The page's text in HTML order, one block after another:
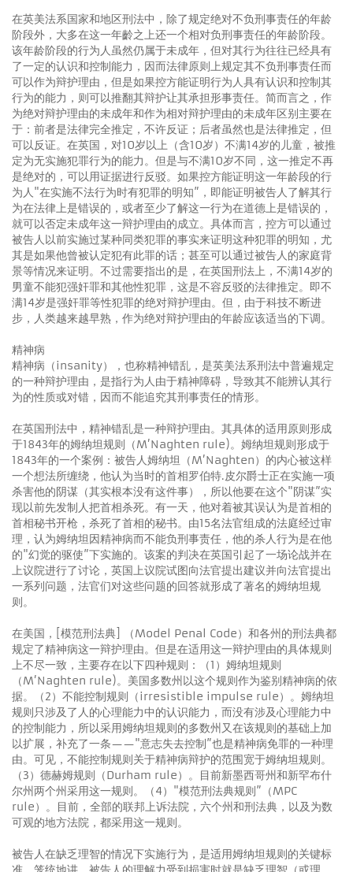
在英美法系国家和地区刑法中，除了规定绝对不负刑事责任的年龄
阶段外，大多在这一年齡之上还一个相对负刑事责任的年龄阶段。
该年龄阶段的行为人虽然仍属于未成年，但对其行为往往已经具有
了一定的认识和控制能力，因而法律原则上规定其不负刑事责任而
可以作为辩护理由，但是如果控方能证明行为人具有认识和控制其
行为的能力，则可以推翻其辩护让其承担形事责任。简而言之，作
为绝对辩护理由的未成年和作为相对辩护理由的未成年区别主要在
于：前者是法律完全推定，不许反证；后者虽然也是法律推定，但
可以反证。在英国，对10岁以上（含10岁）不满14岁的儿童，被推
定为无实施犯罪行为的能力。但是与不满10岁不同，这一推定不再
是绝对的，可以用证据进行反驳。如果控方能证明这一年龄段的行
为人"在实施不法行为时有犯罪的明知”，即能证明被告人了解其行
为在法律上是错误的，或者至少了解这一行为在道德上是错误的，
就可以否定未成年这一辩护理由的成立。具体而言，控方可以通过
被告人以前实施过某种同类犯罪的事实来证明这种犯罪的明知，尤
其是如果他曾被认定犯有此罪的话；甚至可以通过被告人的家庭背
景等情况来证明。不过需要指出的是，在英国刑法上，不满14岁的
男童不能犯强奸罪和其他性犯罪，这是不容反驳的法律推定。即不
满14岁是强奸罪等性犯罪的绝对辩护理由。但，由于科技不断进
步，人类越来越早熟，作为绝对辩护理由的年龄应该适当的下调。
精神病
精神病（insanity），也称精神错乱，是英美法系刑法中普遍规定
的一种辩护理由，是指行为人由于精神障碍，导致其不能辨认其行
为的性质或对错，因而不能追究其刑事责任的情形。
在英国刑法中，精神错乱是一种辩护理由。其具体的适用原则形成
于1843年的姆纳坦规则（M’Naghten rule)。姆纳坦规则形成于
1843年的一个案例：被告人姆纳坦（M’Naghten）的内心被这样
一个想法所缠绕，他认为当时的首相罗伯特.皮尔爵士正在实施一项
杀害他的阴谋（其实根本没有这件事），所以他要在这个"阴谋”实
现以前先发制人把首相杀死。有一天，他对着被其误认为是首相的
首相秘书开枪，杀死了首相的秘书。由15名法官组成的法庭经过审
理，认为姆纳坦因精神病而不能负刑事责任，他的杀人行为是在他
的"幻觉的驱使”下实施的。该案的判决在英国引起了一场论战并在
上议院进行了讨论，英国上议院试图向法官提出建议并向法官提出
一系列问题，法官们对这些问题的回答就形成了著名的姆纳坦规
则。
在美国，[模范刑法典] （Model Penal Code）和各州的刑法典都
规定了精神病这一辩护理由。但是在适用这一辩护理由的具体规则
上不尽一致，主要存在以下四种规则：（1）姆纳坦规则
（M’Naghten rule)。美国多数州以这个规则作为鉴别精神病的依
据。（2）不能控制规则（irresistible impulse rule）。姆纳坦
规则只涉及了人的心理能力中的认识能力，而没有涉及心理能力中
的控制能力，所以采用姆纳坦规则的多数州又在该规则的基础上加
以扩展，补充了一条——"意志失去控制”也是精神病免罪的一种理
由。可见，不能控制规则关于精神病辩护的范围宽于姆纳坦规则。
（3）德赫姆规则（Durham rule）。目前新墨西哥州和新罕布什
尔州两个州采用这一规则。（4）"模范刑法典规则”（MPC
rule）。目前，全部的联邦上诉法院，六个州和刑法典，以及为数
可观的地方法院，都采用这一规则。
被告人在缺乏理智的情况下实施行为，是适用姆纳坦规则的关键标